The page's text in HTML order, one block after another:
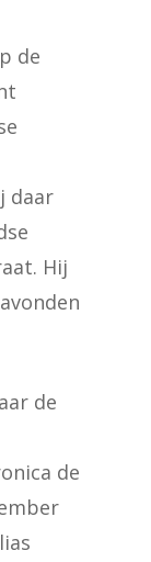
de
daar
Hij
de
de